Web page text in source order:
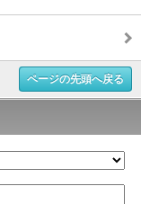
ページの先頭へ戻る